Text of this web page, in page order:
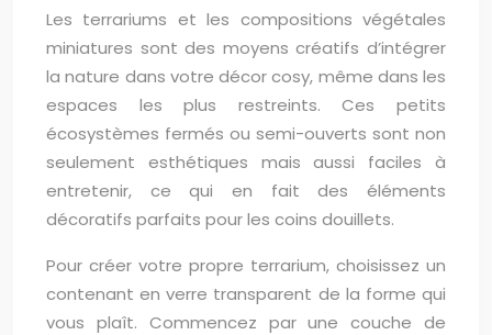
Les terrariums et les compositions végétales
miniatures sont des moyens créatifs d’intégrer
la nature dans votre décor cosy, même dans les
espaces les plus restreints. Ces petits
écosystèmes fermés ou semi-ouverts sont non
seulement esthétiques mais aussi faciles à
entretenir, ce qui en fait des éléments
décoratifs parfaits pour les coins douillets.
Pour créer votre propre terrarium, choisissez un
contenant en verre transparent de la forme qui
vous plaît. Commencez par une couche de